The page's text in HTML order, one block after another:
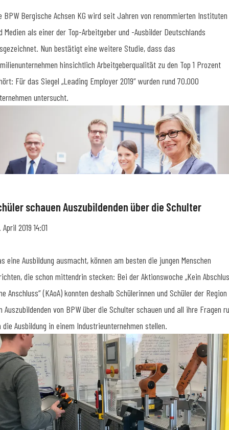
BPW Bergische Achsen KG wird seit Jahren von renommierten Instituten
Medien als einer der Top-Arbeitgeber und -Ausbilder Deutschlands
Nun bestätigt eine weitere Studie, dass das
hinsichtlich Arbeitgeberqualität zu den Top 1 Prozent
Für das Siegel „Leading Employer 2019“ wurden rund 70.000
untersucht.
schauen Auszubildenden über die Schulter
April 2019 14:01
eine Ausbildung ausmacht, können am besten die jungen Menschen
die schon mittendrin stecken: Bei der Aktionswoche „Kein
Anschluss“ (KAoA) konnten deshalb Schülerinnen und Schüler der Region
Auszubildenden von BPW über die Schulter schauen und all ihre Fragen
die Ausbildung in einem Industrieunternehmen stellen.